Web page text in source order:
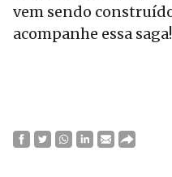
vem sendo
acompanhe essa saga!